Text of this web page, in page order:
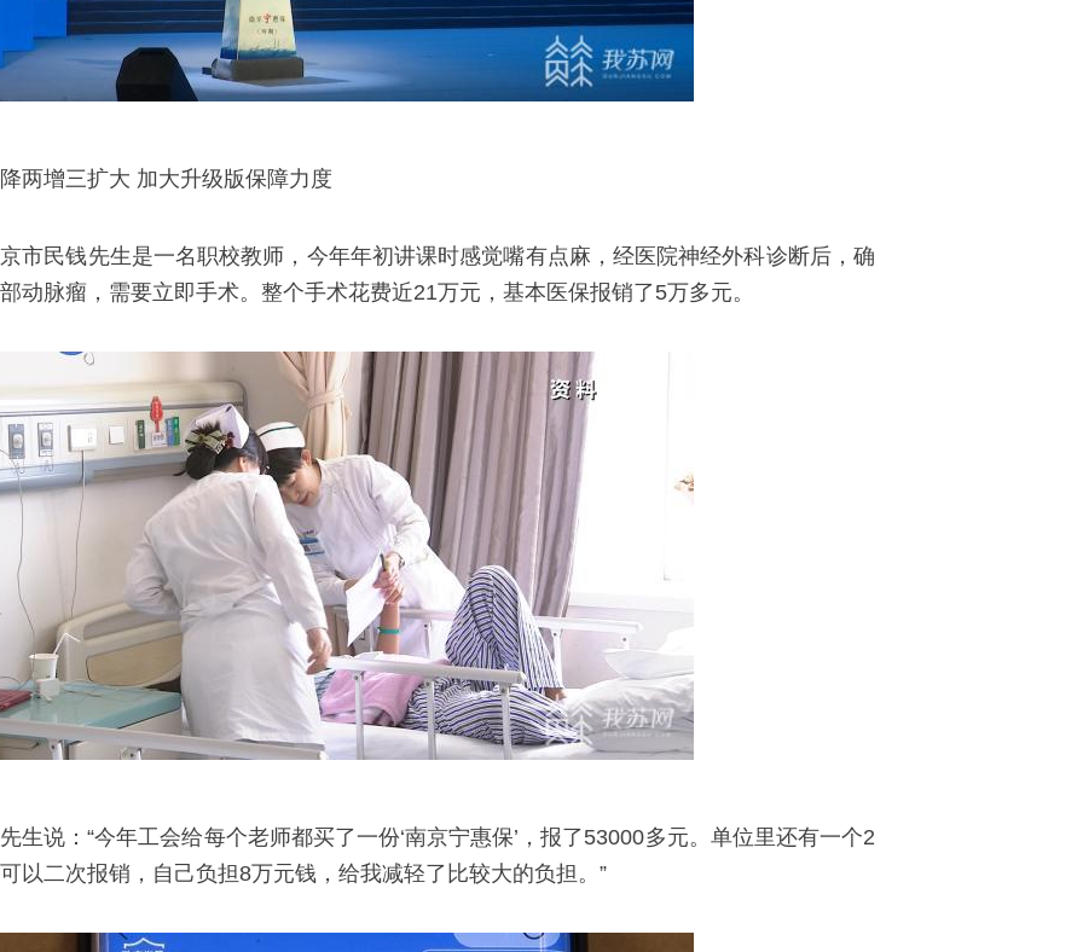
两增三扩大 加大升级版保障力度
市民钱先生是一名职校教师，今年年初讲课时感觉嘴有点麻，经医院神经外科诊断后，确
动脉瘤，需要立即手术。整个手术花费近21万元，基本医保报销了5万多元。
生说：“今年工会给每个老师都买了一份‘南京宁惠保’，报了53000多元。单位里还有一个2
以二次报销，自己负担8万元钱，给我减轻了比较大的负担。”